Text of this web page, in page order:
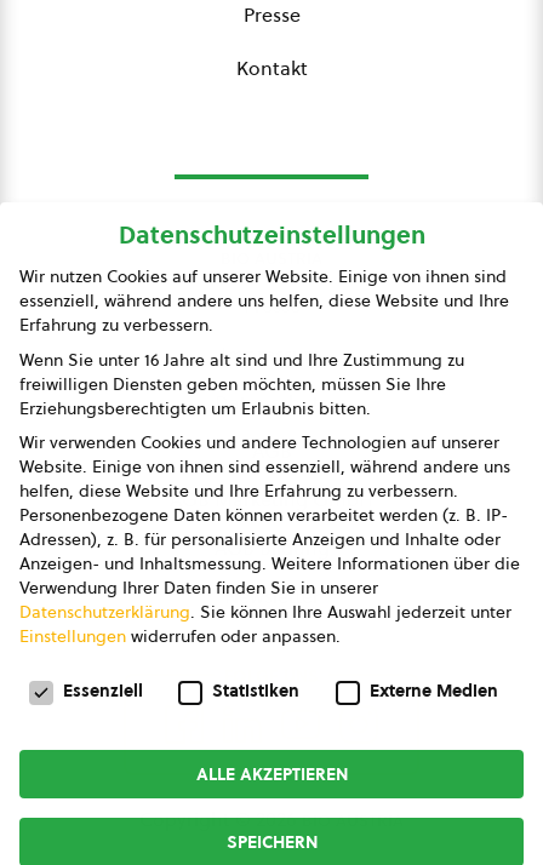
Presse
Kontakt
Presse
Impressum
Datenschutz
AGB
AGB Marketing GmbH
AGB Bildung
Newsletter
Copyright © 2026bio austria
Datenschutzeinstellungen
Wir nutzen Cookies auf unserer Website. Einige von ihnen sind
essenziell, während andere uns helfen, diese Website und Ihre
Erfahrung zu verbessern.
Wenn Sie unter 16 Jahre alt sind und Ihre Zustimmung zu
freiwilligen Diensten geben möchten, müssen Sie Ihre
Erziehungsberechtigten um Erlaubnis bitten.
Wir verwenden Cookies und andere Technologien auf unserer
Website. Einige von ihnen sind essenziell, während andere uns
helfen, diese Website und Ihre Erfahrung zu verbessern.
Personenbezogene Daten können verarbeitet werden (z. B. IP-
Adressen), z. B. für personalisierte Anzeigen und Inhalte oder
Anzeigen- und Inhaltsmessung. Weitere Informationen über die
Verwendung Ihrer Daten finden Sie in unserer
Datenschutzerklärung. Sie können Ihre Auswahl jederzeit unter
Einstellungen widerrufen oder anpassen.
Datenschutzeinstellungen
Essenziell Statistiken Externe Medien
ALLE AKZEPTIEREN
SPEICHERN